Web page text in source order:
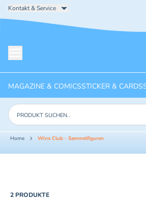
Kontakt & Service
MAGAZINE & COMICSSTICKER & CARDS
Produkte suchen
Home Winx Club - Sammelfiguren
PRODUCTS
2 PRODUKTE